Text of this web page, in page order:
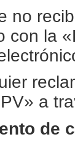
no
con la
a
de